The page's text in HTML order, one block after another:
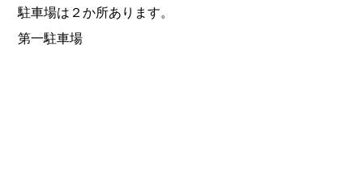
駐車場は２か所あります。
第一駐車場